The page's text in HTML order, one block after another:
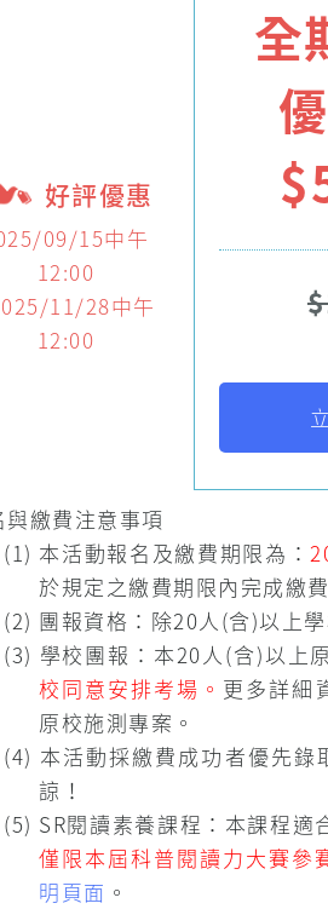
好評優惠
09/15中午
12:00
11/28中午
12:00
全
與繳費注意事項
(1) 本活動報名及繳費期限為：
於規定之繳費期限內完成繳
(2) 團報資格：除20人(含)以上
(3) 學校團報：本20人(含)以上
校同意安排考場。 更多詳細
原校施測專案。
(4) 本活動採繳費成功者優先
諒！
(5) SR閱讀素養課程：本課程適
僅限本屆科普閱讀力大賽參
明頁面 。